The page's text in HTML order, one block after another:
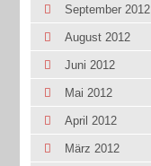
September 2012
August 2012
Juni 2012
Mai 2012
April 2012
März 2012